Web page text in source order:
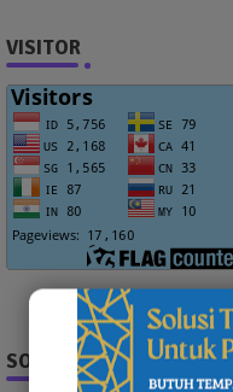
VISITOR
SOCIAL PLUGIN